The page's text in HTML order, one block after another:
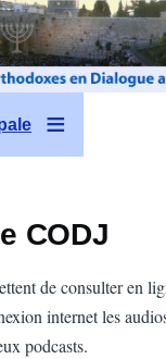
CODJ
de consulter en
internet les
podcasts.